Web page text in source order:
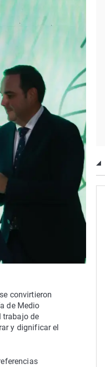
convirtieron
de Medio
trabajo de
y dignificar el